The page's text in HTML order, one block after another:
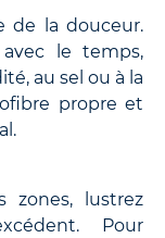
de la douceur.
le temps,
au sel ou à la
propre et
zones, lustrez
Pour